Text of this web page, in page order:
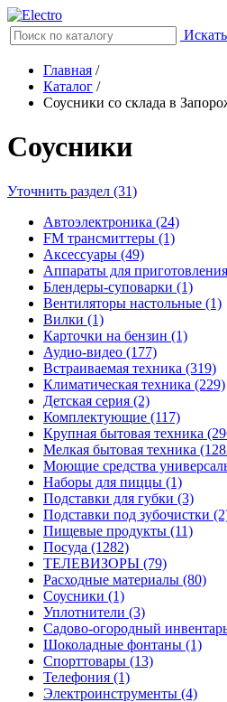
Искать
Главная /
Каталог /
Соусники со склада в
Соусники
Уточнить раздел (31)
Автоэлектроника (24)
FM трансмиттеры (1)
Аксессуары (49)
Аппараты для
Блендеры-суповарки (1)
Вентиляторы настольные (1)
Вилки (1)
Карточки на бензин (1)
Аудио-видео (177)
Встраиваемая техника (319)
Климатическая техника (229)
Детская серия (2)
Комплектующие (117)
Крупная бытовая техника
Мелкая бытовая техника
Моющие средства
Наборы для пиццы (1)
Подставки для губки (3)
Подставки под зубочистки
Пищевые продукты (11)
Посуда (1282)
ТЕЛЕВИЗОРЫ (79)
Расходные материалы (80)
Соусники (1)
Уплотнители (3)
Садово-огородный
Шоколадные фонтаны (1)
Спорттовары (13)
Телефония (1)
Электроинструменты (4)